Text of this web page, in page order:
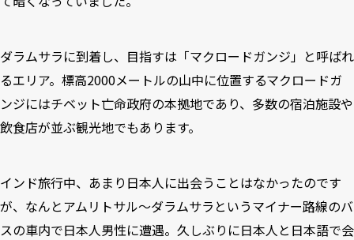
ダラムサラに到着し、目指すは「マクロードガンジ」と呼ばれ
るエリア。標高2000メートルの山中に位置するマクロードガ
ンジにはチベット亡命政府の本拠地であり、多数の宿泊施設や
飲食店が並ぶ観光地でもあります。
インド旅行中、あまり日本人に出会うことはなかったのです
が、なんとアムリトサル～ダラムサラというマイナー路線のバ
スの車内で日本人男性に遭遇。久しぶりに日本人と日本語で会